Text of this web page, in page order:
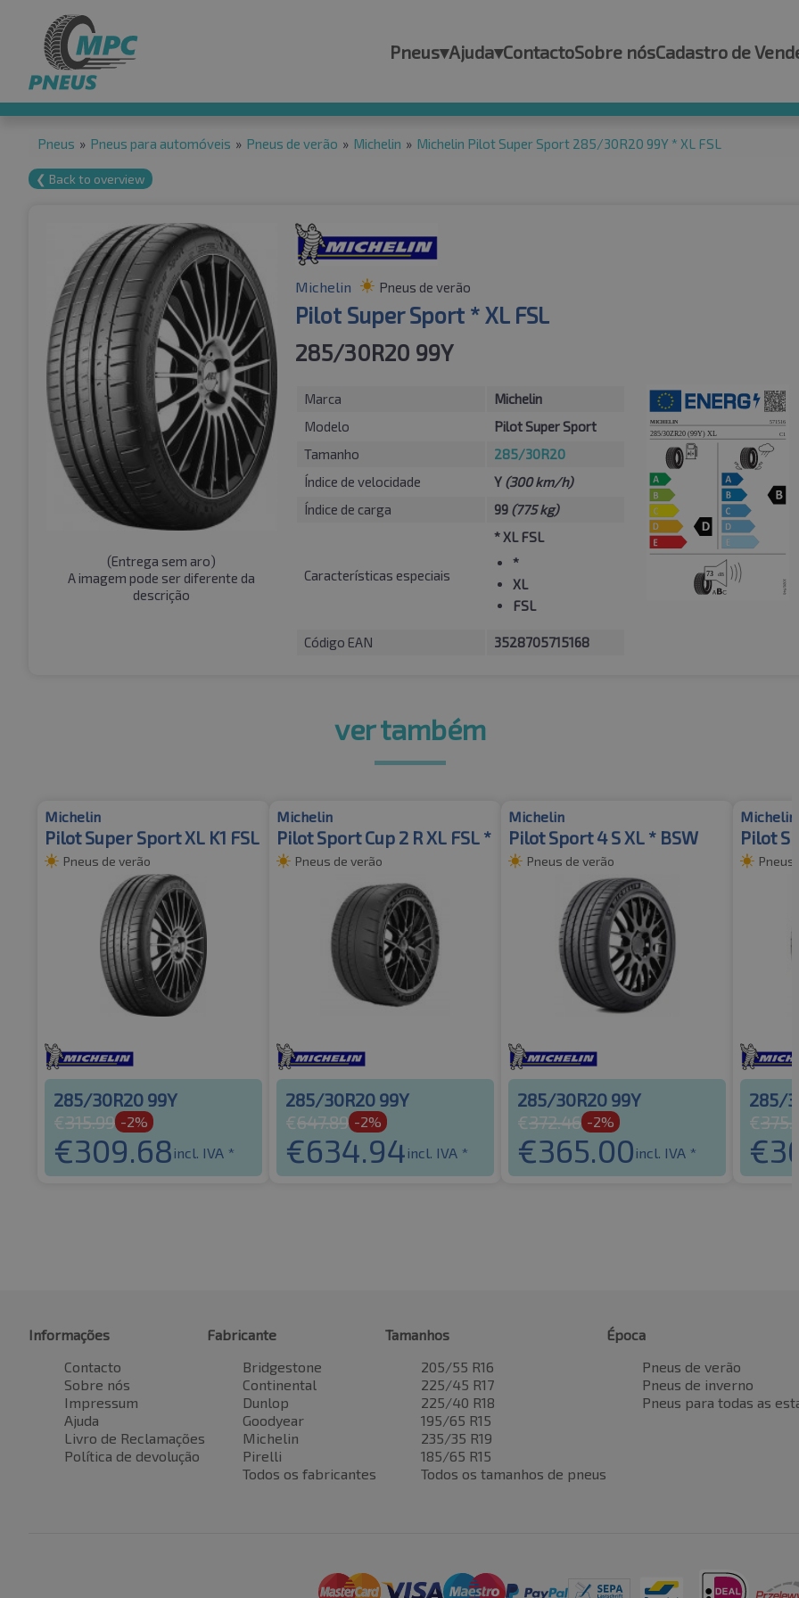
Pneus▾Ajuda▾ContactoSobre nósCadastro de
Pneus » Pneus para automóveis » Pneus de verão » Michelin » Michelin Pilot Super Sport 285/30R20 99Y * XL FSL
❮ Back to overview
(Entrega sem aro)
A imagem pode ser diferente da
descrição
Michelin Pneus de verão
Pilot Super Sport * XL FSL
285/30R20 99Y
Marca
Michelin
Modelo
Pilot Super Sport
Tamanho
285/30R20
Índice de velocidade
Y (300 km/h)
Índice de carga
99 (775 kg)
Características especiais
* XL FSL
*
XL
FSL
Código EAN 3528705715168
ver também
Michelin
Pilot Super Sport XL K1 FSL
Pneus de verão
285/30R20 99Y
€315.99 -2%
€309.68 incl. IVA *
Michelin
Pilot Sport Cup 2 R XL FSL *
Pneus de verão
285/30R20 99Y
€647.89 -2%
€634.94 incl. IVA *
Michelin
Pilot Sport 4 S XL * BSW
Pneus de verão
285/30R20 99Y
€372.46 -2%
€365.00 incl. IVA *
Michelin
Pilot
Pneus
285/
€
€
Informações
Contacto
Sobre nós
Impressum
Ajuda
Livro de Reclamações
Política de devolução
Fabricante
Bridgestone
Continental
Dunlop
Goodyear
Michelin
Pirelli
Todos os fabricantes
Tamanhos
205/55 R16
225/45 R17
225/40 R18
195/65 R15
235/35 R19
185/65 R15
Todos os tamanhos de pneus
Época
Pneus de verão
Pneus de inverno
Pneus para todas as